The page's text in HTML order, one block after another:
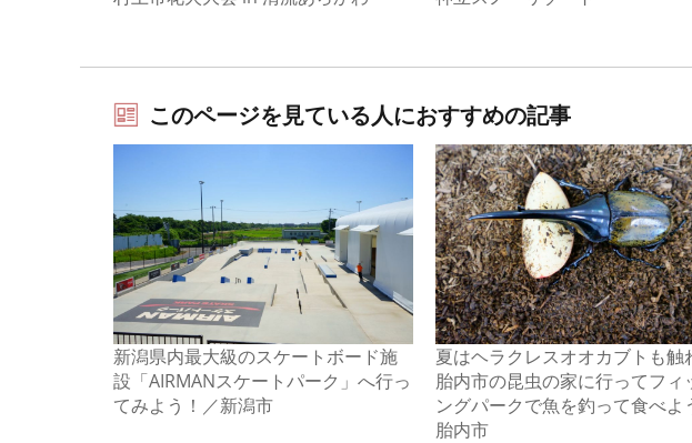
このページを見ている人におすすめの記事
新潟県内最大級のスケートボード施
設「AIRMANスケートパーク」へ行っ
てみよう！／新潟市
夏はヘラクレスオオカブトも触
胎内市の昆虫の家に行ってフィ
ングパークで魚を釣って食べよ
胎内市